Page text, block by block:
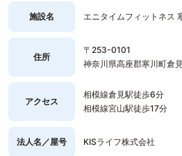
施設名 エニタイムフィットネス
住所
〒253-0101
神奈川県高座郡寒川町倉
アクセス
相模線倉見駅徒歩6分
相模線宮山駅徒歩17分
法人名／屋号 KISライフ株式会社